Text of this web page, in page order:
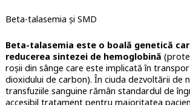
Beta-talasemia și SMD
Beta-talasemia este o boală genetică
reducerea sintezei de hemoglobină
roșii din sânge care este implicată în
dioxidului de carbon). În ciuda dezvoltării de
transfuziile sanguine rămân standardul de
accesibil tratament pentru majoritatea